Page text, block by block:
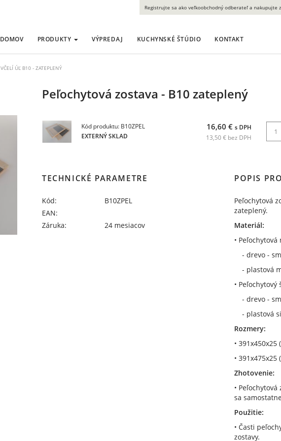
VČELÍ ÚĽ B10 - ZATEPLENÝ
Peľochytová zostava - B10 zateplený
Kód produktu: B10ZPEL
EXTERNÝ SKLAD
16,60 € s DPH
13,50 € bez DPH
TECHNICKÉ PARAMETRE
Kód:
B10ZPEL
EAN:
Záruka:
24 mesiacov
POPIS
Peľochytová
zateplený.
Materiál:
• Peľochytová
- drevo -
- plastová
• Peľochytový
- drevo -
- plastová
Rozmery:
•
•
Zhotovenie:
•
sa
Použitie:
• Časti
zostavy.
Registrujte sa ako veľkoobchodný odberateľ a nakupujte
DOMOV PRODUKTY VÝPREDAJ KUCHYNSKÉ ŠTÚDIO KONTAKT